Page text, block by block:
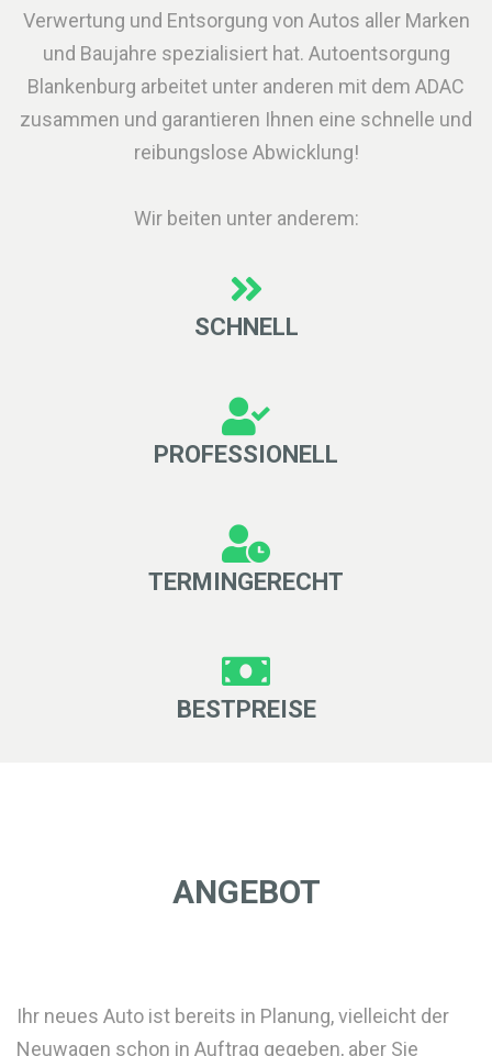
Verwertung und Entsorgung von Autos aller Marken
und Baujahre spezialisiert hat. Autoentsorgung
Blankenburg arbeitet unter anderen mit dem ADAC
zusammen und garantieren Ihnen eine schnelle und
reibungslose Abwicklung!
Wir beiten unter anderem:
SCHNELL
PROFESSIONELL
TERMINGERECHT
BESTPREISE
ANGEBOT
Ihr neues Auto ist bereits in Planung, vielleicht der
Neuwagen schon in Auftrag gegeben, aber Sie